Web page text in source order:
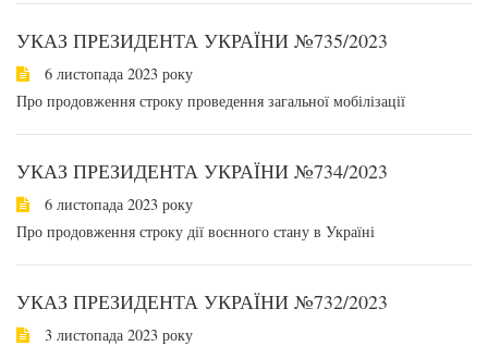
УКАЗ ПРЕЗИДЕНТА УКРАЇНИ №735/2023
6 листопада 2023 року
Про продовження строку проведення загальної мобілізації
УКАЗ ПРЕЗИДЕНТА УКРАЇНИ №734/2023
6 листопада 2023 року
Про продовження строку дії воєнного стану в Україні
УКАЗ ПРЕЗИДЕНТА УКРАЇНИ №732/2023
3 листопада 2023 року